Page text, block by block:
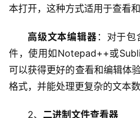
本打开，这种方式适用于查看
高级文本编辑器 ：对于
件，使用如Notepad++或
可以获得更好的查看和编辑体
格式，并能处理更复杂的文本数
2、 二进制文件查看器